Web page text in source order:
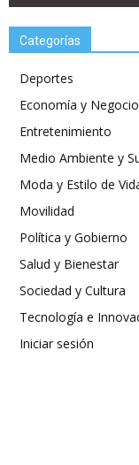
Categorías
Deportes
Economía y
Entretenimiento
Medio Ambiente y
Moda y Estilo de
Movilidad
Política y Gobierno
Salud y Bienestar
Sociedad y Cultura
Tecnología e
Iniciar sesión